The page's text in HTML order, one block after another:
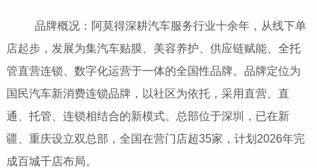
品牌概况：阿莫得深耕汽车服务行业十余年，从线下单
店起步，发展为集汽车贴膜、美容养护、供应链赋能、全托
管直营连锁、数字化运营于一体的全国性品牌。品牌定位为
国民汽车新消费连锁品牌，以社区为依托，采用直营、直
通、托管、连锁相结合的新模式。总部位于深圳，已在新
疆、重庆设立双总部，全国在营门店超35家，计划2026年完
成百城千店布局。